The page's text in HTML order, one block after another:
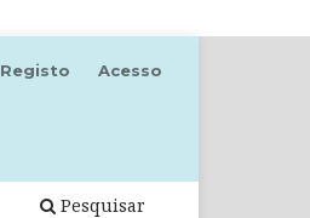
Pesquisar
Registo Acesso